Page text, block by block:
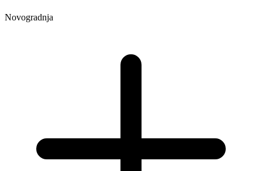
Novogradnja